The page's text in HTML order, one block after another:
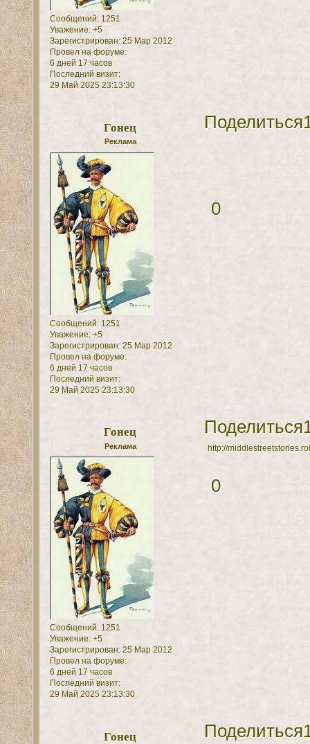
Сообщений:1251
Уважение: +5
Зарегистрирован: 25 Мар 2012
Провел на форуме:
6 дней 17 часов
Последний визит:
29 Май 2025 23:13:30
Поделиться
Гонец
Реклама
Сообщений:1251
Уважение: +5
Зарегистрирован: 25 Мар 2012
Провел на форуме:
6 дней 17 часов
Последний визит:
29 Май 2025 23:13:30
0
Поделиться
Гонец
Реклама
Сообщений:1251
Уважение: +5
Зарегистрирован: 25 Мар 2012
Провел на форуме:
6 дней 17 часов
Последний визит:
29 Май 2025 23:13:30
http://
0
Поделиться
Гонец